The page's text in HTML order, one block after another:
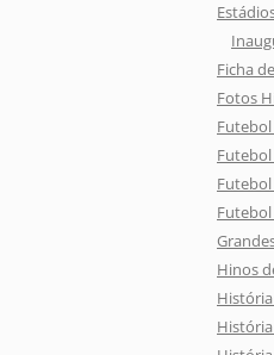
Ficha
Fotos
Futebol
Hinos